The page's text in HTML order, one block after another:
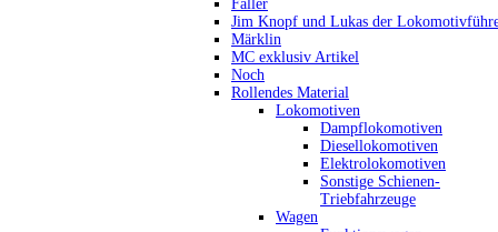
Faller
Jim Knopf und Lukas der
Märklin
MC exklusiv Artikel
Noch
Rollendes Material
Lokomotiven
Dampflokomotiven
Diesellokomotiven
Elektrolokomotiven
Sonstige Schienen-
Triebfahrzeuge
Wagen